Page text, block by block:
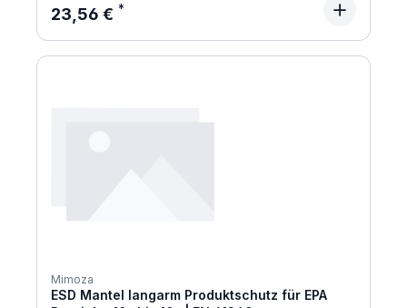
Regulärer Preis:
23,56 €
Mimoza
ESD Mantel langarm Produktschutz für EPA